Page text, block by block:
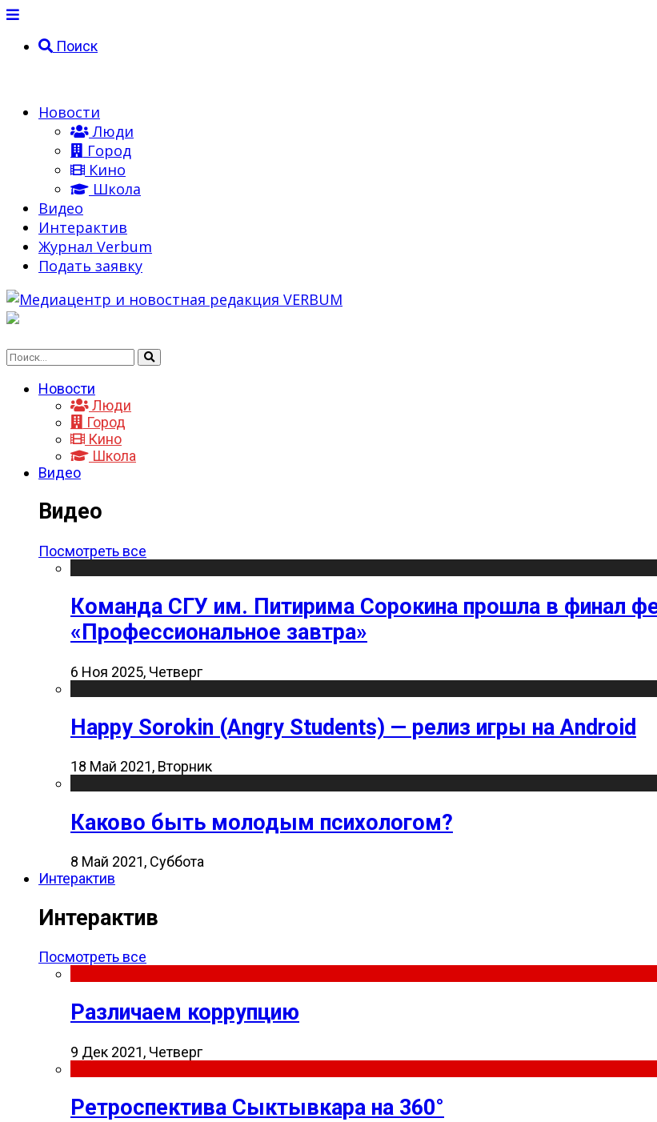
Поиск
Новости
Люди
Город
Кино
Школа
Видео
Интерактив
Журнал Verbum
Подать заявку
Новости
Люди
Город
Кино
Школа
Видео
Видео
Посмотреть все
Команда СГУ им. Питирима Сорокина прошла в финал
«Профессиональное завтра»
6 Ноя 2025, Четверг
Happy Sorokin (Angry Students) — релиз игры на Android
18 Май 2021, Вторник
Каково быть молодым психологом?
8 Май 2021, Суббота
Интерактив
Интерактив
Посмотреть все
Различаем коррупцию
9 Дек 2021, Четверг
Ретроспектива Сыктывкара на 360°